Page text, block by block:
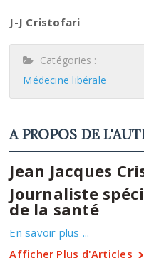
J-J Cristofari
Catégories :
Médecine libérale
A PROPOS DE
Jean Jacques
Journaliste
de la santé
En savoir plus ...
Afficher Plus d'Articles